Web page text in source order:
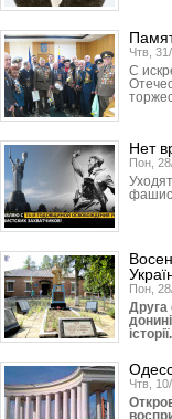
Чтв,
С
Нет
Пон,
Пон,
Друга
історії.
Чтв,